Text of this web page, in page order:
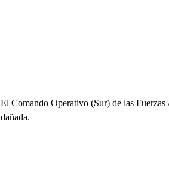
El Comando Operativo (Sur) de las
dañada.